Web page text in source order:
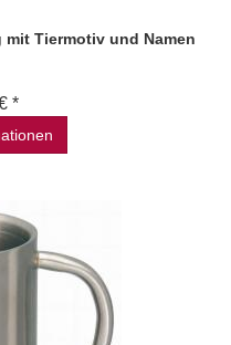
Tiermotiv und Namen
*